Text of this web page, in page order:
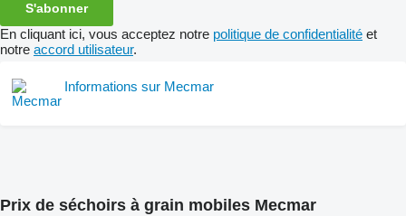
S'abonner
En cliquant ici, vous acceptez notre politique de confidentialité et
notre accord utilisateur.
Informations sur Mecmar
Prix de séchoirs à grain mobiles Mecmar